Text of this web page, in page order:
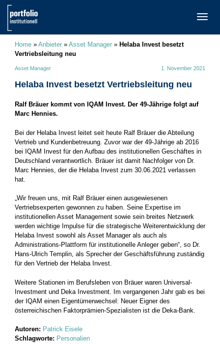
Home » Anbieter » Asset Manager » Helaba Invest besetzt
Vertriebsleitung neu
Asset Manager 1. November 2021
Helaba Invest besetzt Vertriebsleitung neu
Ralf Bräuer kommt von IQAM Invest. Der 49-Jährige folgt auf
Marc Hennies.
Bei der Helaba Invest leitet seit heute Ralf Bräuer die Abteilung
Vertrieb und Kundenbetreuung. Zuvor war der 49-Jährige ab 2016
bei IQAM Invest für den Aufbau des institutionellen Geschäftes in
Deutschland verantwortlich. Bräuer ist damit Nachfolger von Dr.
Marc Hennies, der die Helaba Invest zum 30.06.2021 verlassen
hat.
„Wir freuen uns, mit Ralf Bräuer einen ausgewiesenen
Vertriebsexperten gewonnen zu haben. Seine Expertise im
institutionellen Asset Management sowie sein breites Netzwerk
werden wichtige Impulse für die strategische Weiterentwicklung der
Helaba Invest sowohl als Asset Manager als auch als
Administrations-Plattform für institutionelle Anleger geben“, so Dr.
Hans-Ulrich Templin, als Sprecher der Geschäftsführung zuständig
für den Vertrieb der Helaba Invest.
Weitere Stationen im Berufsleben von Bräuer waren Universal-
Investment und Deka Investment. Im vergangenen Jahr gab es bei
der IQAM einen Eigentümerwechsel: Neuer Eigner des
österreichischen Faktorprämien-Spezialisten ist die Deka-Bank.
Autoren: Patrick Eisele
Schlagworte: Personalien